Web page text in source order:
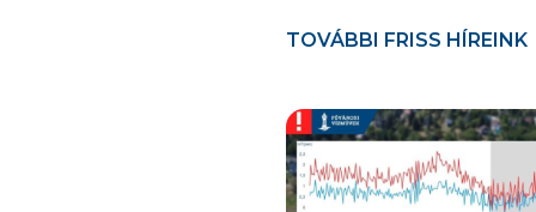
TOVÁBBI FRISS HÍREINK